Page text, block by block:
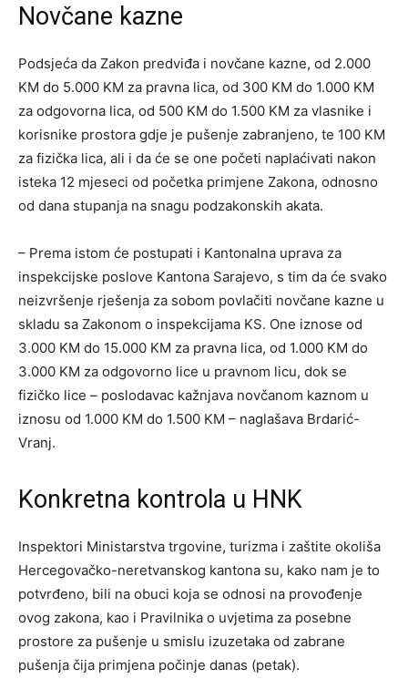
Novčane kazne
Podsjeća da Zakon predviđa i novčane kazne, od 2.000
KM do 5.000 KM za pravna lica, od 300 KM do 1.000 KM
za odgovorna lica, od 500 KM do 1.500 KM za vlasnike i
korisnike prostora gdje je pušenje zabranjeno, te 100 KM
za fizička lica, ali i da će se one početi naplaćivati nakon
isteka 12 mjeseci od početka primjene Zakona, odnosno
od dana stupanja na snagu podzakonskih akata.
– Prema istom će postupati i Kantonalna uprava za
inspekcijske poslove Kantona Sarajevo, s tim da će svako
neizvršenje rješenja za sobom povlačiti novčane kazne u
skladu sa Zakonom o inspekcijama KS. One iznose od
3.000 KM do 15.000 KM za pravna lica, od 1.000 KM do
3.000 KM za odgovorno lice u pravnom licu, dok se
fizičko lice – poslodavac kažnjava novčanom kaznom u
iznosu od 1.000 KM do 1.500 KM – naglašava Brdarić-
Vranj.
Konkretna kontrola u HNK
Inspektori Ministarstva trgovine, turizma i zaštite okoliša
Hercegovačko-neretvanskog kantona su, kako nam je to
potvrđeno, bili na obuci koja se odnosi na provođenje
ovog zakona, kao i Pravilnika o uvjetima za posebne
prostore za pušenje u smislu izuzetaka od zabrane
pušenja čija primjena počinje danas (petak).